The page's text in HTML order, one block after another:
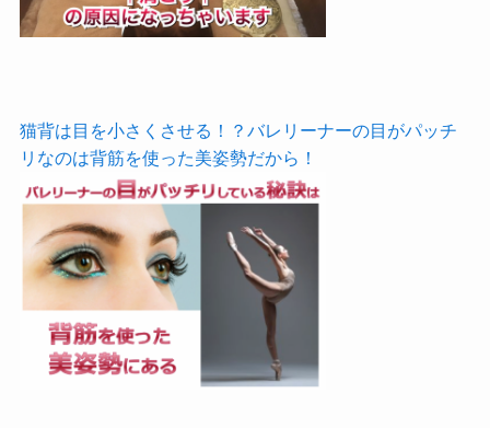
猫背は目を小さくさせる！？バレリーナーの目がパッチ
リなのは背筋を使った美姿勢だから！